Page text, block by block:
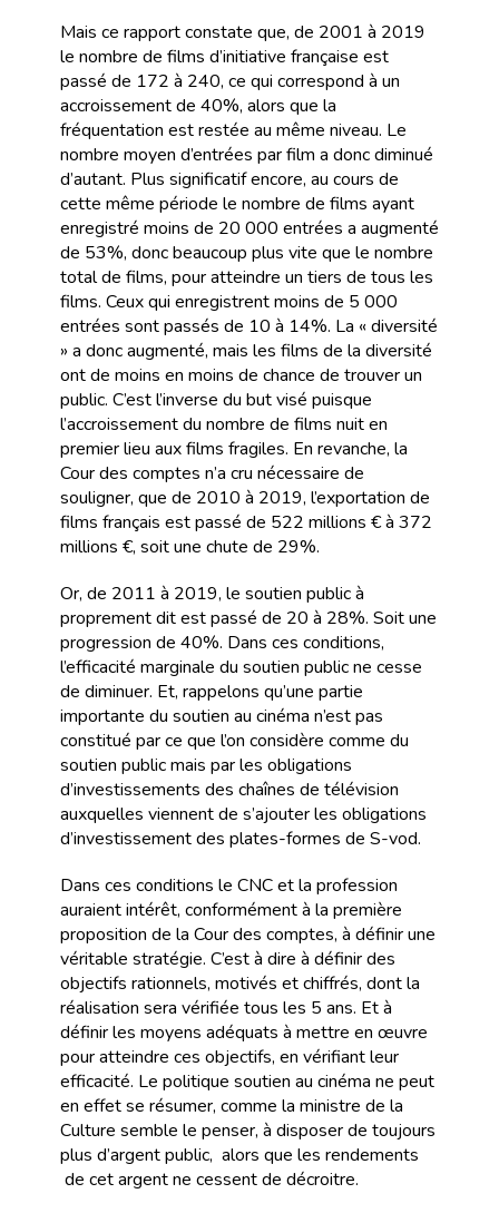
Mais ce rapport constate que, de 2001 à 2019
le nombre de films d’initiative française est
passé de 172 à 240, ce qui correspond à un
accroissement de 40%, alors que la
fréquentation est restée au même niveau. Le
nombre moyen d’entrées par film a donc diminué
d’autant. Plus significatif encore, au cours de
cette même période le nombre de films ayant
enregistré moins de 20 000 entrées a augmenté
de 53%, donc beaucoup plus vite que le nombre
total de films, pour atteindre un tiers de tous les
films. Ceux qui enregistrent moins de 5 000
entrées sont passés de 10 à 14%. La « diversité
» a donc augmenté, mais les films de la diversité
ont de moins en moins de chance de trouver un
public. C’est l’inverse du but visé puisque
l’accroissement du nombre de films nuit en
premier lieu aux films fragiles. En revanche, la
Cour des comptes n’a cru nécessaire de
souligner, que de 2010 à 2019, l’exportation de
films français est passé de 522 millions € à 372
millions €, soit une chute de 29%.
Or, de 2011 à 2019, le soutien public à
proprement dit est passé de 20 à 28%. Soit une
progression de 40%. Dans ces conditions,
l’efficacité marginale du soutien public ne cesse
de diminuer. Et, rappelons qu’une partie
importante du soutien au cinéma n’est pas
constitué par ce que l’on considère comme du
soutien public mais par les obligations
d’investissements des chaînes de télévision
auxquelles viennent de s’ajouter les obligations
d’investissement des plates-formes de S-vod.
Dans ces conditions le CNC et la profession
auraient intérêt, conformément à la première
proposition de la Cour des comptes, à définir une
véritable stratégie. C’est à dire à définir des
objectifs rationnels, motivés et chiffrés, dont la
réalisation sera vérifiée tous les 5 ans. Et à
définir les moyens adéquats à mettre en œuvre
pour atteindre ces objectifs, en vérifiant leur
efficacité. Le politique soutien au cinéma ne peut
en effet se résumer, comme la ministre de la
Culture semble le penser, à disposer de toujours
plus d’argent public, alors que les rendements
de cet argent ne cessent de décroitre.